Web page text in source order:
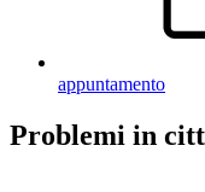
appuntamento
Problemi in